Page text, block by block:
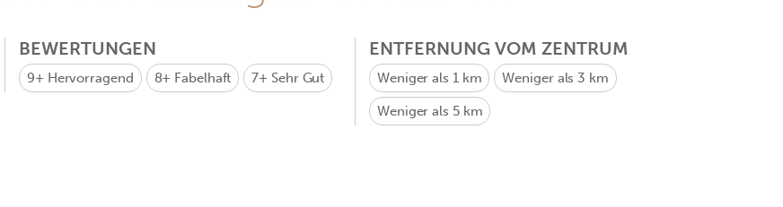
BEWERTUNGEN
9+ Hervorragend 8+ Fabelhaft 7+ Sehr Gut
ENTFERNUNG VOM ZENTRUM
Weniger als 1 km Weniger als 3 km
Weniger als 5 km